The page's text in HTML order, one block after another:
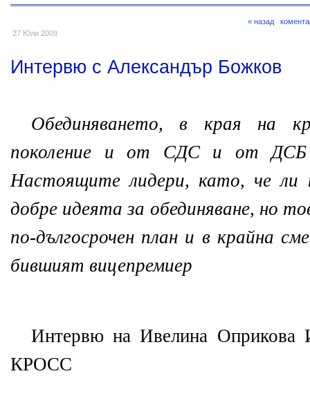
27 Юли 2009
« назад
Интервю с Александър Божков
Обединяването, в края на
поколение и от СДС и от ДСБ
Настоящите лидери, като, че ли
добре идеята за обединяване, но
по-дългосрочен план и в крайна
бившият вицепремиер
Интервю на Ивелина Оприкова
КРОСС